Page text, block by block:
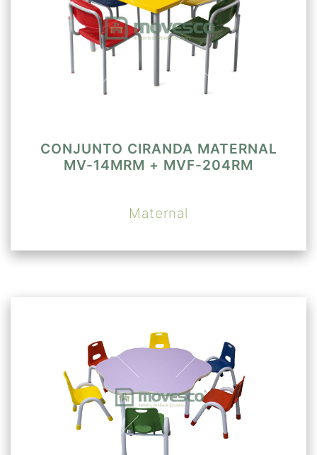
CONJUNTO CIRANDA MATERNAL
MV-14MRM + MVF-204RM
Maternal